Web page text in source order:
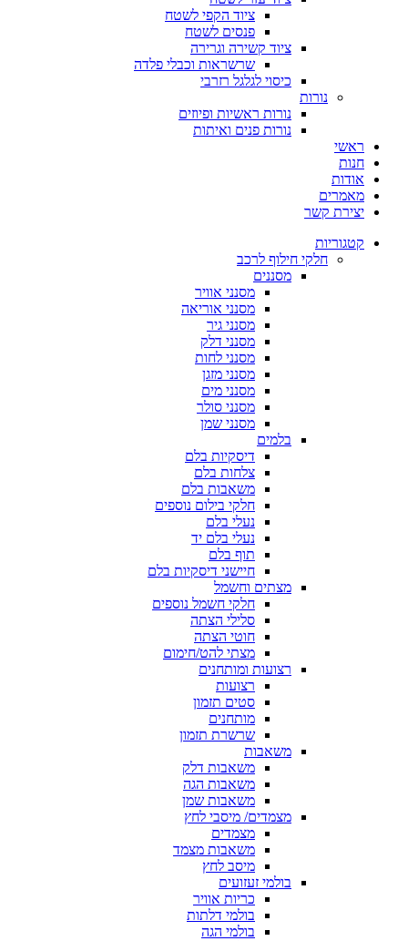
ציוד הקפי לשטח
פנסים לשטח
ציוד קשירה וגרירה
שרשראות וכבלי פלדה
כיסוי לגלגל רזרבי
נורות
נורות ראשיות ופיוזים
נורות פנים ואיתות
ראשי
חנות
אודות
מאמרים
יצירת קשר
קטגוריות
חלקי חילוף לרכב
מסננים
מסנני אוויר
מסנני אוריאה
מסנני גיר
מסנני דלק
מסנני לחות
מסנני מזגן
מסנני מים
מסנני סולר
מסנני שמן
בלמים
דיסקיות בלם
צלחות בלם
משאבות בלם
חלקי בילום נוספים
נעלי בלם
נעלי בלם יד
תוף בלם
חיישני דיסקיות בלם
מצתים וחשמל
חלקי חשמל נוספים
סלילי הצתה
חוטי הצתה
מצתי להט/חימום
רצועות ומותחנים
רצועות
סטים תזמון
מותחנים
שרשרת תזמון
משאבות
משאבות דלק
משאבות הגה
משאבות שמן
מצמדים/ מיסבי לחץ
מצמדים
משאבות מצמד
מיסב לחץ
בולמי זעזועים
כריות אוויר
בולמי דלתות
בולמי הגה